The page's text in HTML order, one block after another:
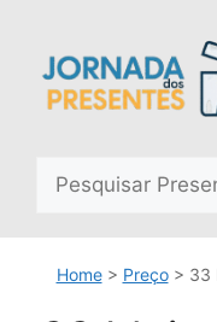
conteúdo
Home> Preço> 33